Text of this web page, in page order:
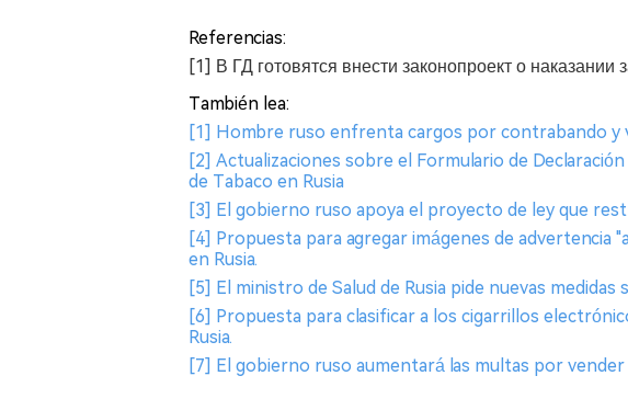
Referencias:
[1] В ГД готовятся внести законопроект о наказании
También lea:
[1] Hombre ruso enfrenta cargos por contrabando y
[2] Actualizaciones sobre el Formulario de
de Tabaco en Rusia
[3] El gobierno ruso apoya el proyecto de ley que
[4] Propuesta para agregar imágenes de advertencia
en Rusia.
[5] El ministro de Salud de Rusia pide nuevas
[6] Propuesta para clasificar a los cigarrillos
Rusia.
[7] El gobierno ruso aumentará las multas por